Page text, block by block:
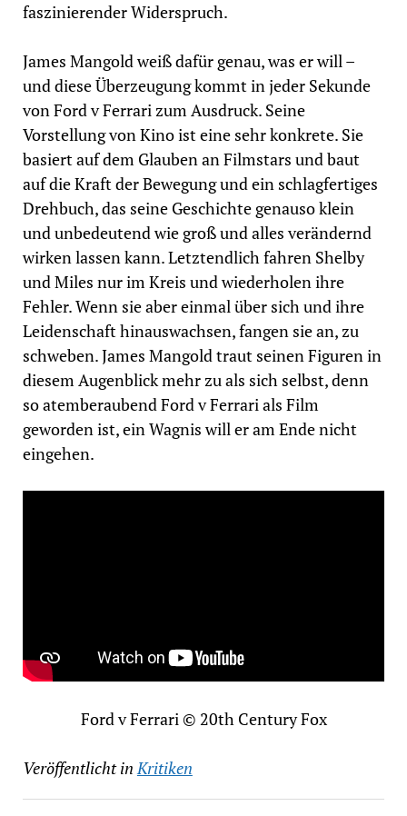
faszinierender Widerspruch.
James Mangold weiß dafür genau, was er will –
und diese Überzeugung kommt in jeder Sekunde
von Ford v Ferrari zum Ausdruck. Seine
Vorstellung von Kino ist eine sehr konkrete. Sie
basiert auf dem Glauben an Filmstars und baut
auf die Kraft der Bewegung und ein schlagfertiges
Drehbuch, das seine Geschichte genauso klein
und unbedeutend wie groß und alles verändernd
wirken lassen kann. Letztendlich fahren Shelby
und Miles nur im Kreis und wiederholen ihre
Fehler. Wenn sie aber einmal über sich und ihre
Leidenschaft hinauswachsen, fangen sie an, zu
schweben. James Mangold traut seinen Figuren in
diesem Augenblick mehr zu als sich selbst, denn
so atemberaubend Ford v Ferrari als Film
geworden ist, ein Wagnis will er am Ende nicht
eingehen.
Ford v Ferrari © 20th Century Fox
Veröffentlicht in Kritiken